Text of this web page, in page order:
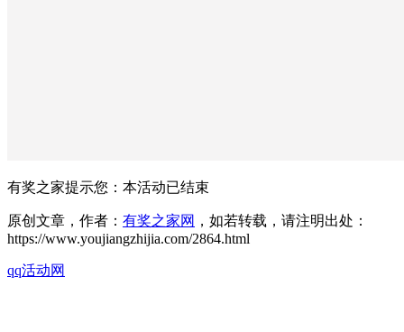
有奖之家提示您： 本活动已结束
原创文章，作者： 有奖之家网 ，如若转载，请注明出处：
https://www.youjiangzhijia.com/2864.html
qq活动网